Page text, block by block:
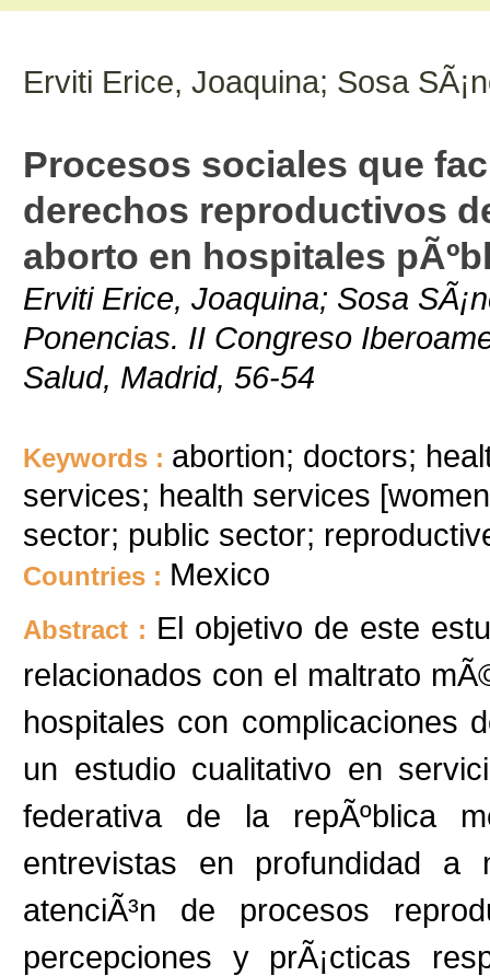
Erviti Erice, Joaquina; Sosa
Procesos sociales que
derechos reproductivos
aborto en hospitales
Erviti Erice, Joaquina; Sosa
Ponencias. II Congreso
Salud, Madrid, 56-54
Keywords : abortion; doctors;
services; health services
sector; public sector;
Countries : Mexico
Abstract : El objetivo de este
relacionados con el maltrato
hospitales con complicaciones
un estudio cualitativo en
federativa de la repÃºblica
entrevistas en profundidad a
atenciÃ³n de procesos
percepciones y prÃ¡cticas